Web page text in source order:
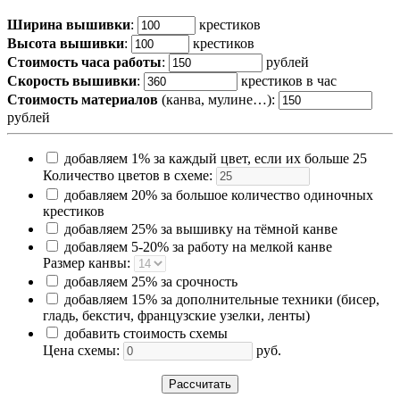
Ширина вышивки:
крестиков
Высота вышивки:
крестиков
Стоимость часа работы:
рублей
Скорость вышивки:
крестиков в час
Стоимость материалов (канва, мулине…):
рублей
добавляем 1% за каждый цвет, если их больше 25
Количество цветов в схеме:
добавляем 20% за большое количество одиночных
крестиков
добавляем 25% за вышивку на тёмной канве
добавляем 5-20% за работу на мелкой канве
Размер канвы:
добавляем 25% за срочность
добавляем 15% за дополнительные техники (бисер,
гладь, бекстич, французские узелки, ленты)
добавить стоимость схемы
Цена схемы:
руб.